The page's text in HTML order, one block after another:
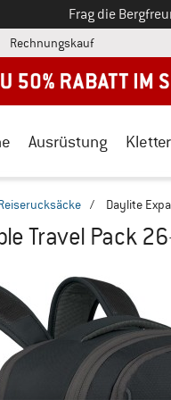
Frag die
RechnungskaufFinde die
Ausrüstung
/ Daylite
Travel Pack